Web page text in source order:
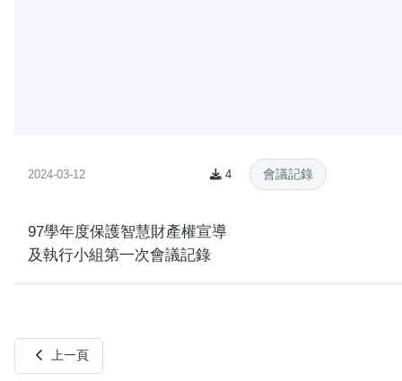
會議記錄
97學年度保護智慧財產權宣導
及執行小組第一次會議記錄
4
2024-03-12
上一頁